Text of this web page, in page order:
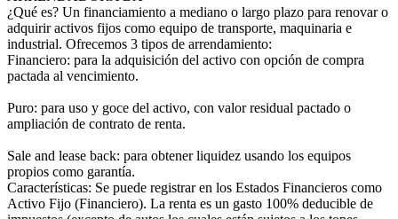
¿Qué es? Un financiamiento a mediano o largo plazo para renovar o
adquirir activos fijos como equipo de transporte, maquinaria e
industrial. Ofrecemos 3 tipos de arrendamiento:
Financiero: para la adquisición del activo con opción de compra
pactada al vencimiento.
Puro: para uso y goce del activo, con valor residual pactado o
ampliación de contrato de renta.
Sale and lease back: para obtener liquidez usando los equipos
propios como garantía.
Características: Se puede registrar en los Estados Financieros como
Activo Fijo (Financiero). La renta es un gasto 100% deducible de